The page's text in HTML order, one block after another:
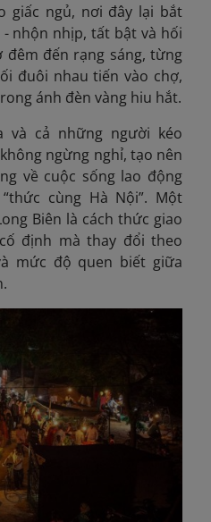
giấc ngủ, nơi đây lại bắt
nhộn nhịp, tất bật và hối
đêm đến rạng sáng, từng
đuôi nhau tiến vào chợ,
ánh đèn vàng hiu hắt.
và cả những người kéo
ngừng nghỉ, tạo nên
về cuộc sống lao động
cùng Hà Nội”. Một
Biên là cách thức giao
định mà thay đổi theo
mức độ quen biết giữa